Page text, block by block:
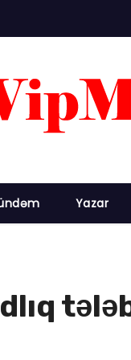
Yazar